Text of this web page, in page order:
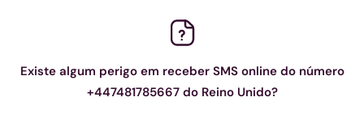
Existe algum perigo em receber SMS online do número
+447481785667 do Reino Unido?